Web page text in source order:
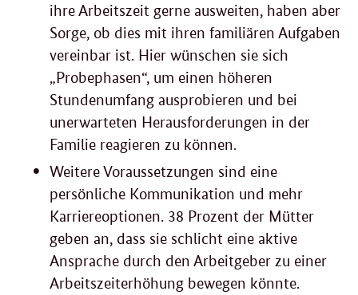
ihre Arbeitszeit gerne ausweiten, haben aber
Sorge, ob dies mit ihren familiären Aufgaben
vereinbar ist. Hier wünschen sie sich
„Probephasen“, um einen höheren
Stundenumfang ausprobieren und bei
unerwarteten Herausforderungen in der
Familie reagieren zu können.
Weitere Voraussetzungen sind eine
persönliche Kommunikation und mehr
Karriereoptionen. 38 Prozent der Mütter
geben an, dass sie schlicht eine aktive
Ansprache durch den Arbeitgeber zu einer
Arbeitszeiterhöhung bewegen könnte.